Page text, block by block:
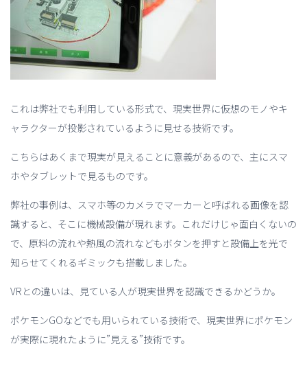
これは弊社でも利用している形式で、現実世界に仮想のモノやキ
ャラクターが投影されているように見せる技術です。
こちらはあくまで現実が見えることに意義があるので、主にスマ
ホやタブレットで見るものです。
弊社の事例は、スマホ等のカメラでマーカーと呼ばれる画像を認
識すると、そこに機械設備が現れます。これだけじゃ面白くないの
で、原料の流れや熱風の流れなどもボタンを押すと設備上を光で
知らせてくれるギミックも搭載しました。
VRとの違いは、見ている人が現実世界を認識できるかどうか。
ポケモンGOなどでも用いられている技術で、現実世界にポケモン
が実際に現れたように”見える”技術です。